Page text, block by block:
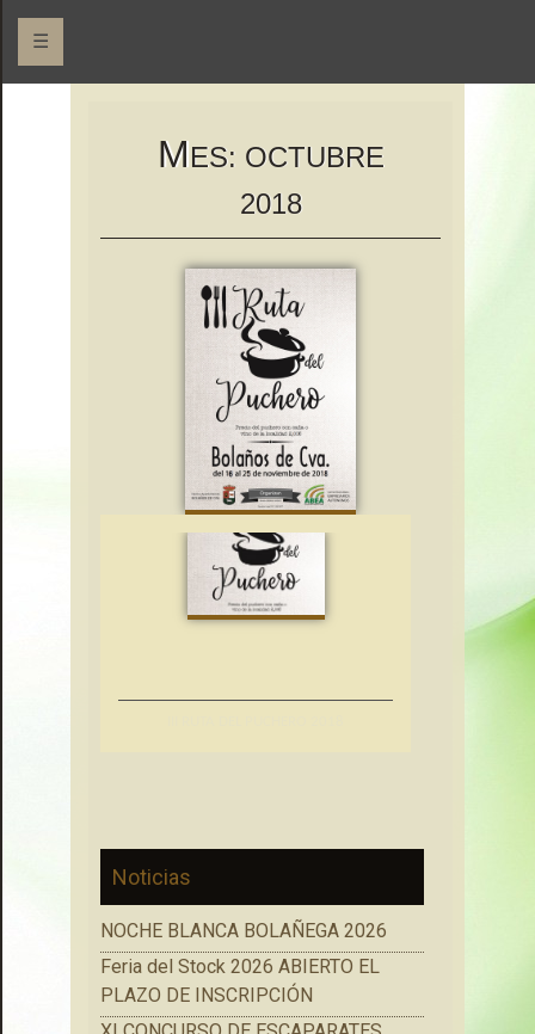
☰
MES: OCTUBRE
2018
Noticias
NOCHE BLANCA BOLAÑEGA 2026
Feria del Stock 2026 ABIERTO EL
PLAZO DE INSCRIPCIÓN